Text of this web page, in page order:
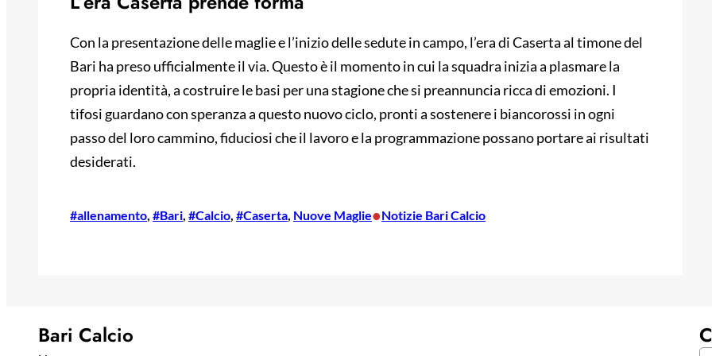
Con la presentazione delle maglie e l’inizio delle sedute in campo, l’era di Caserta al timone del
Bari ha preso ufficialmente il via. Questo è il momento in cui la squadra inizia a plasmare la
propria identità, a costruire le basi per una stagione che si preannuncia ricca di emozioni. I
tifosi guardano con speranza a questo nuovo ciclo, pronti a sostenere i biancorossi in ogni
passo del loro cammino, fiduciosi che il lavoro e la programmazione possano portare ai risultati
desiderati.
#allenamento, #Bari, #Calcio, #Caserta, Nuove Maglie•Notizie Bari Calcio
Bari Calcio